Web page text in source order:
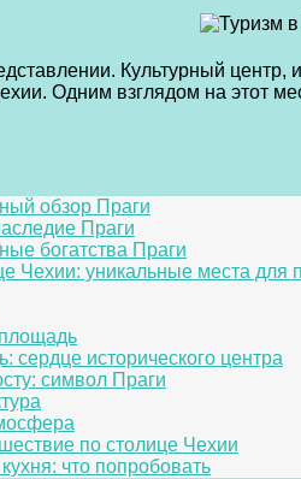
Культурный
Одним взглядом на этот
обзор Праги
Праги
богатства Праги
Чехии: уникальные места для
сердце исторического центра
символ Праги
по столице Чехии
что попробовать